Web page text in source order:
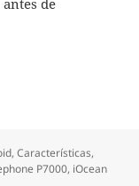
descuentos para El
,Características,
P7000, iOcean